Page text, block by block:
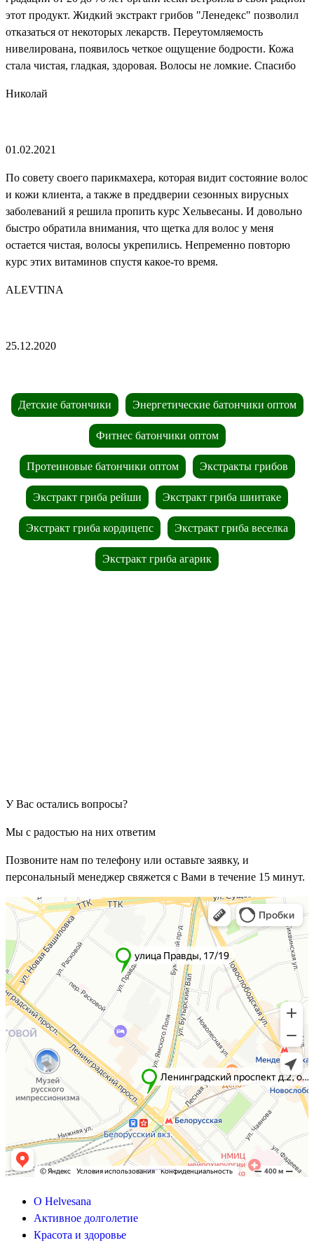
этот продукт. Жидкий экстракт грибов "Ленедекс" позволил
отказаться от некоторых лекарств. Переутомляемость
нивелирована, появилось четкое ощущение бодрости. Кожа
стала чистая, гладкая, здоровая. Волосы не ломкие. Спасибо
Николай
01.02.2021
По совету своего парикмахера, которая видит состояние волос
и кожи клиента, а также в преддверии сезонных вирусных
заболеваний я решила пропить курс Хельвесаны. И довольно
быстро обратила внимания, что щетка для волос у меня
остается чистая, волосы укрепились. Непременно повторю
курс этих витаминов спустя какое-то время.
ALEVTINA
25.12.2020
Детские батончики Энергетические батончики оптом
Фитнес батончики оптом
Протеиновые батончики оптом Экстракты грибов
Экстракт гриба рейши Экстракт гриба шиитаке
Экстракт гриба кордицепс Экстракт гриба веселка
Экстракт гриба агарик
У Вас остались вопросы?
Мы с радостью на них ответим
Позвоните нам по телефону или оставьте заявку, и
персональный менеджер свяжется с Вами в течение 15 минут.
О Helvesana
Активное долголетие
Красота и здоровье